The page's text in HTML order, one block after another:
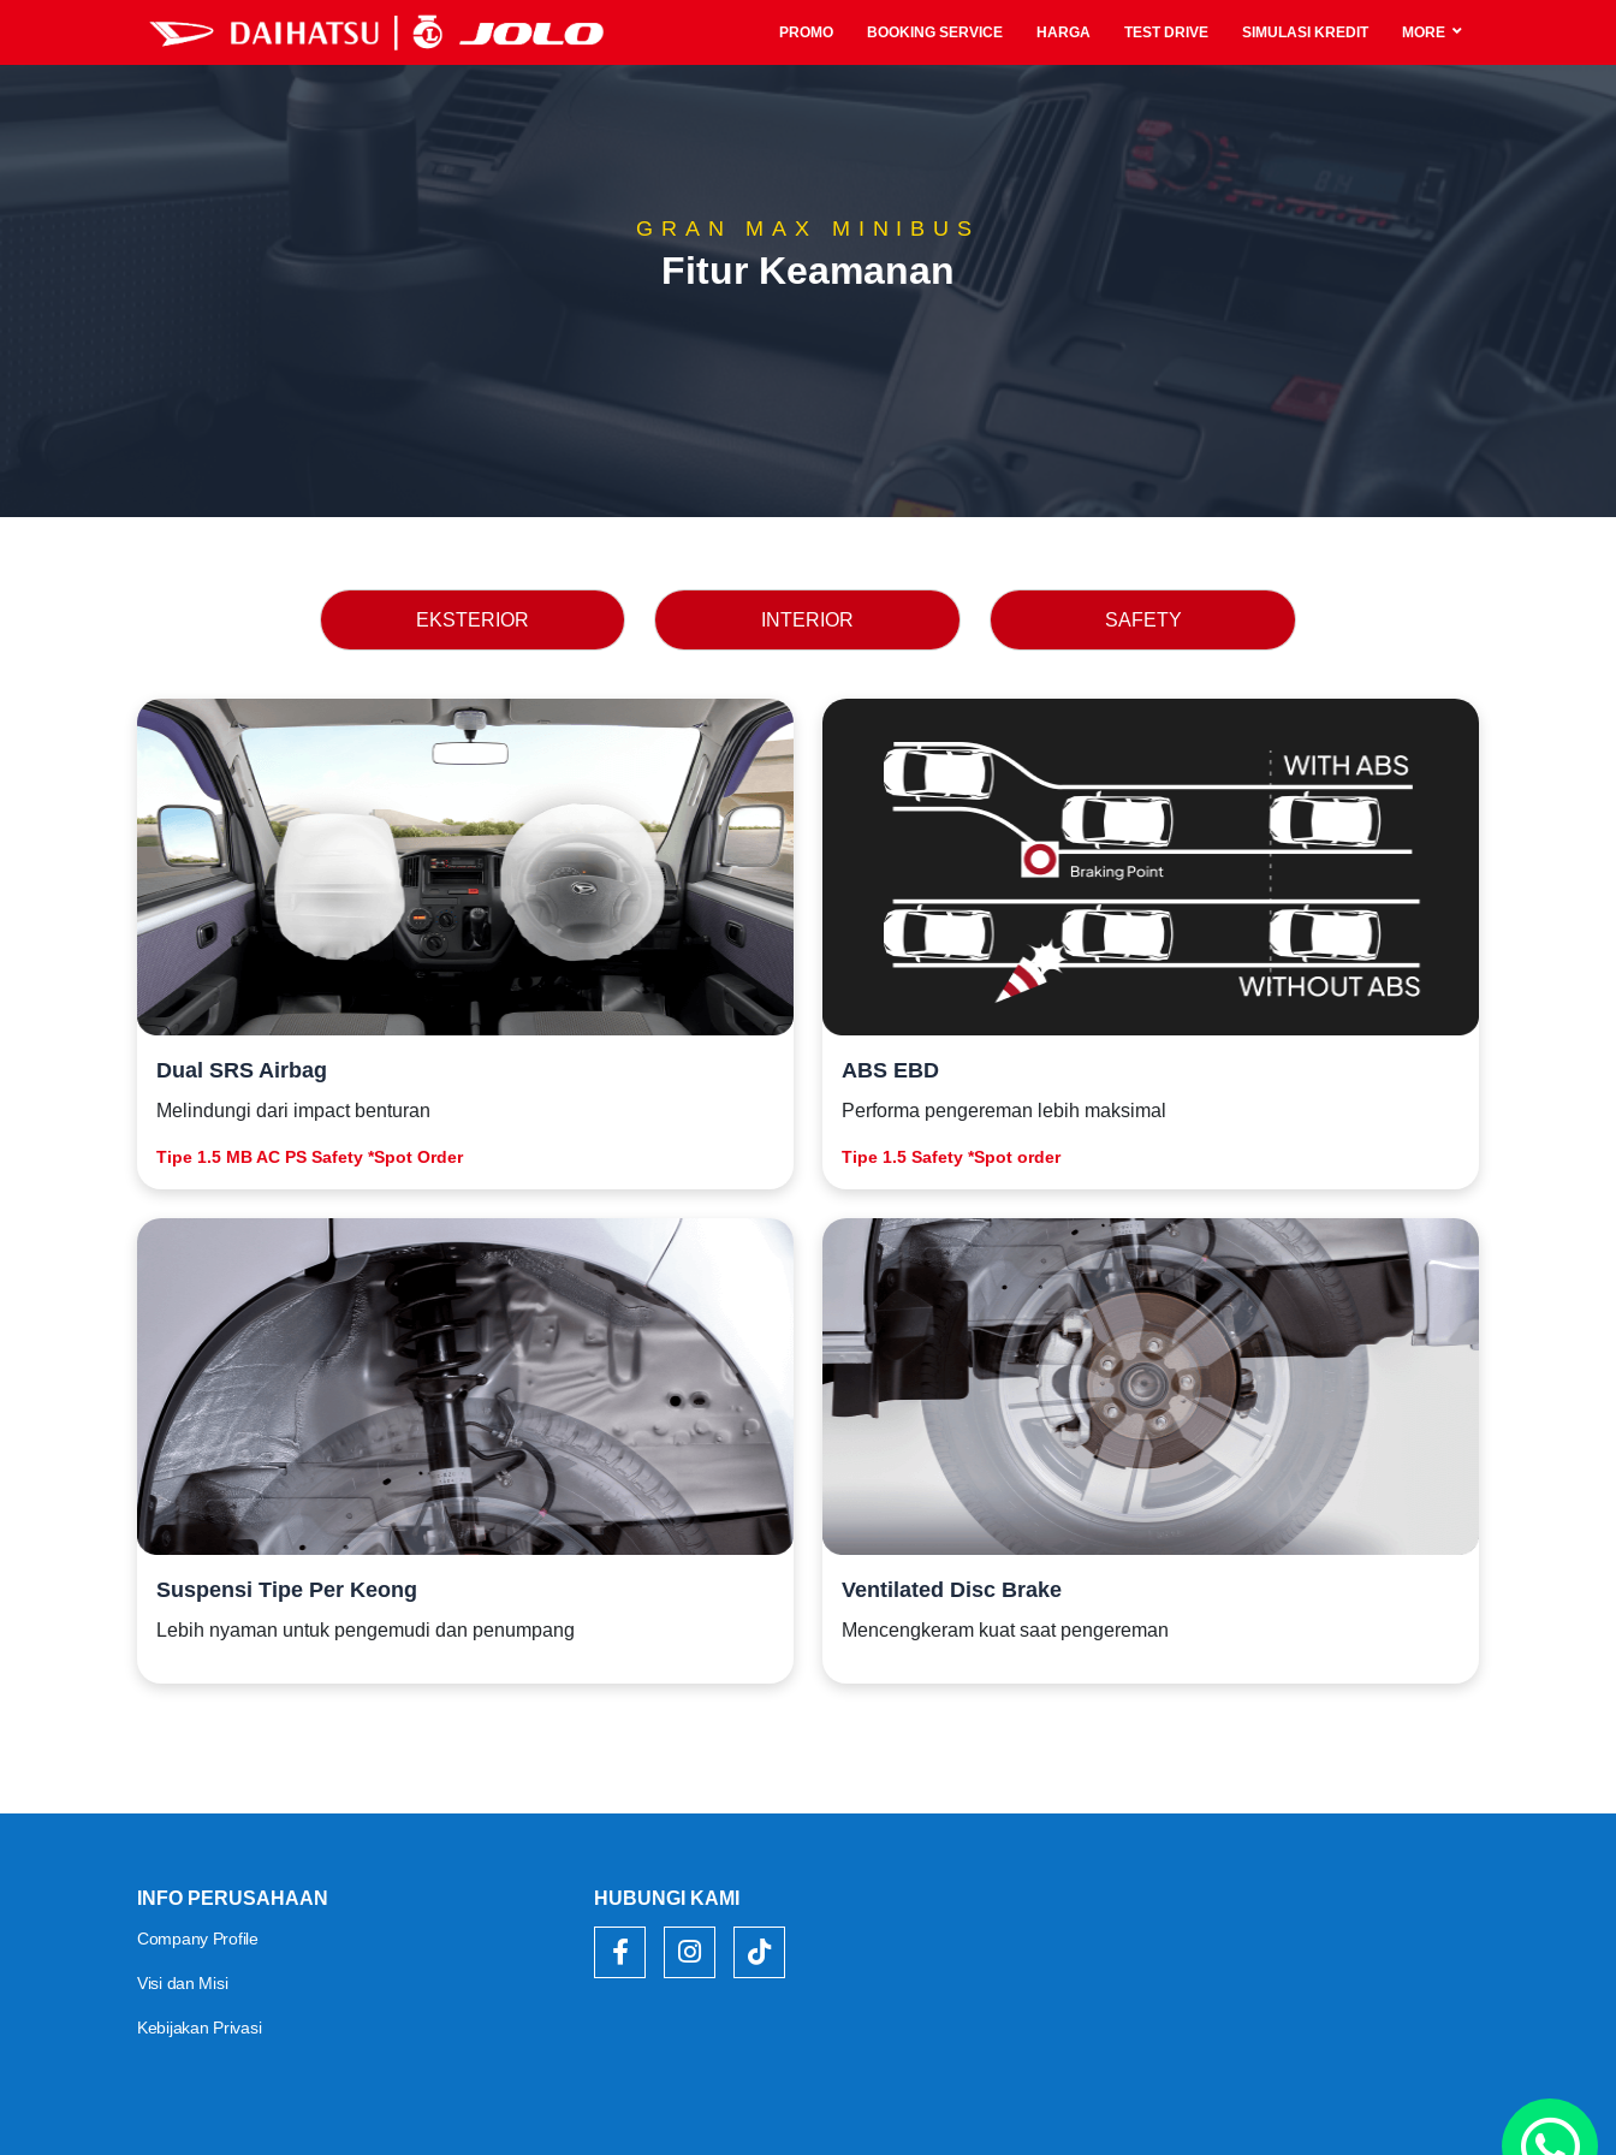
PROMO BOOKING SERVICE HARGA TEST DRIVE SIMULASI KREDIT MORE
GRAN MAX MINIBUS
Fitur Keamanan
EKSTERIOR INTERIOR SAFETY
Dual SRS Airbag
Melindungi dari impact benturan
Tipe 1.5 MB AC PS Safety *Spot Order
ABS EBD
Performa pengereman lebih maksimal
Tipe 1.5 Safety *Spot order
Suspensi Tipe Per Keong
Lebih nyaman untuk pengemudi dan penumpang
Ventilated Disc Brake
Mencengkeram kuat saat pengereman
INFO PERUSAHAAN
Company Profile
Visi dan Misi
Kebijakan Privasi
HUBUNGI KAMI